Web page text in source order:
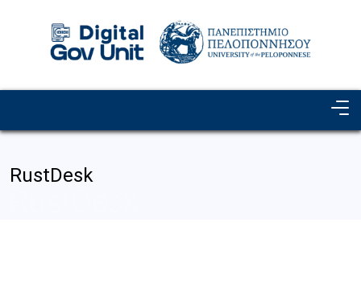
Image
RustDesk